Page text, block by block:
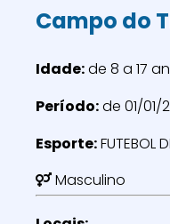
Campo do
Idade:de 8 a 17
Período:de 01/01/
Esporte:FUTEBOL
Masculino